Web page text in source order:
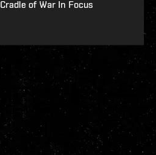
Cradle of War In Focus